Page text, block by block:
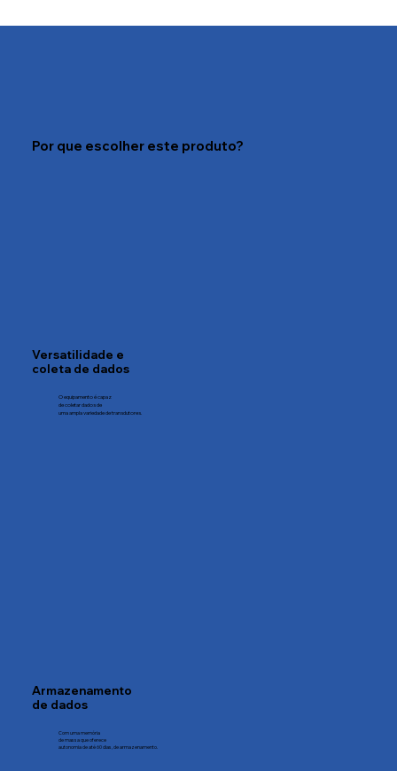
Por que escolher este produto?
Versatilidade e
coleta de dados
O equipamento é capaz
de coletar dados de
uma ampla variedade de transdutores.
Armazenamento
de dados
Com uma memória
de massa que oferece
autonomia de até 60 dias, de armazenamento.